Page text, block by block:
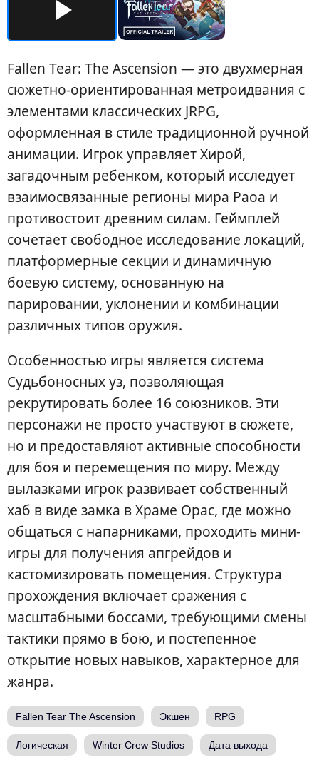
Fallen Tear: The Ascension — это двухмерная
сюжетно-ориентированная метроидвания с
элементами классических JRPG,
оформленная в стиле традиционной ручной
анимации. Игрок управляет Хирой,
загадочным ребенком, который исследует
взаимосвязанные регионы мира Раоа и
противостоит древним силам. Геймплей
сочетает свободное исследование локаций,
платформерные секции и динамичную
боевую систему, основанную на
парировании, уклонении и комбинации
различных типов оружия.
Особенностью игры является система
Судьбоносных уз, позволяющая
рекрутировать более 16 союзников. Эти
персонажи не просто участвуют в сюжете,
но и предоставляют активные способности
для боя и перемещения по миру. Между
вылазками игрок развивает собственный
хаб в виде замка в Храме Орас, где можно
общаться с напарниками, проходить мини-
игры для получения апгрейдов и
кастомизировать помещения. Структура
прохождения включает сражения с
масштабными боссами, требующими смены
тактики прямо в бою, и постепенное
открытие новых навыков, характерное для
жанра.
Fallen Tear The Ascension Экшен RPG
Логическая Winter Crew Studios Дата выхода